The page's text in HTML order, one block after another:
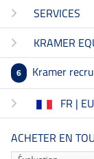
SERVICES
KRAMER
6 Kramer
FR |
ACHETER EN